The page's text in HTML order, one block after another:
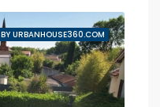
BY URBANHOUSE360.COM